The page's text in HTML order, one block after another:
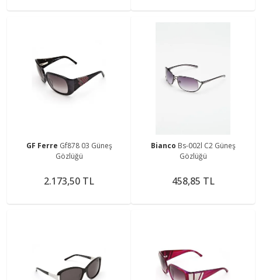
GF Ferre Gf878 03 Güneş
Gözlüğü
2.173,50 TL
Bianco Bs-002l C2 Güneş
Gözlüğü
458,85 TL